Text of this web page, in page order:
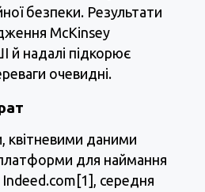
безпеки. Результати
McKinsey
й надалі підкорює
очевидні.
квітневими даними
платформи для наймання
середня